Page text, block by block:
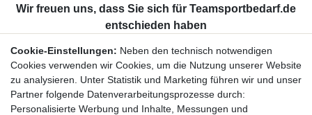
Unternehmen
Widerrufsrecht
Bestellung widerrufen
Datenschutzerklärung
Cookie-Einstellungen: Neben den technisch notwendigen
Cookies verwenden wir Cookies, um die Nutzung unserer Website
zu analysieren. Unter Statistik und Marketing führen wir und unser
Partner folgende Datenverarbeitungsprozesse durch:
Personalisierte Werbung und Inhalte, Messungen und